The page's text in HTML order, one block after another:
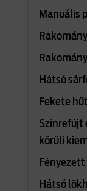
Manuális
Hátsó
Fekete
Színrefújt
körüli
Hátsó